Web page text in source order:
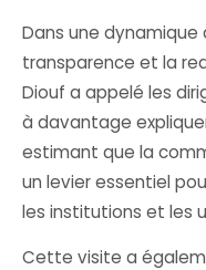
Dans une
transparence et la
Diouf a appelé les
à davantage
estimant que la
un levier essentiel
les institutions et les
Cette visite a